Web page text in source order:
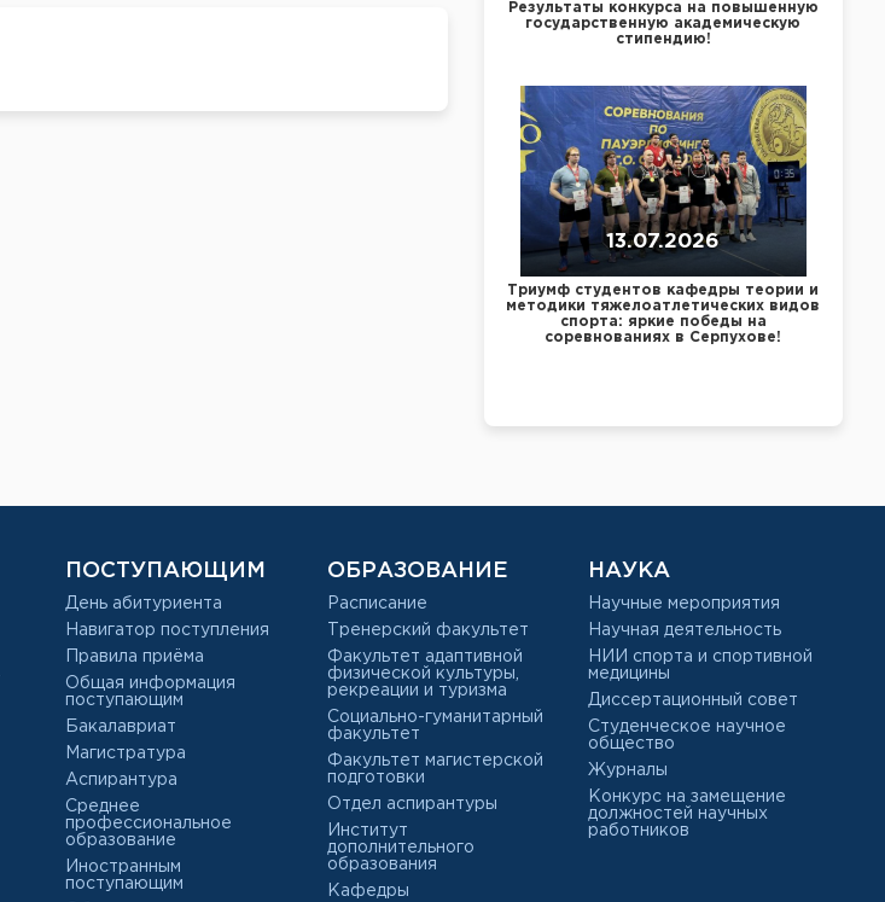
Результаты конкурса на повышенную
государственную академическую
стипендию!
13.07.2026
Триумф студентов кафедры теории и
методики тяжелоатлетических видов
спорта: яркие победы на
соревнованиях в Серпухове!
ПОСТУПАЮЩИМ
День абитуриента
Навигатор поступления
Правила приёма
Общая информация
поступающим
Бакалавриат
Магистратура
Аспирантура
Среднее
профессиональное
образование
Иностранным
поступающим
ОБРАЗОВАНИЕ
Расписание
Тренерский факультет
Факультет адаптивной
физической культуры,
рекреации и туризма
Социально-гуманитарный
факультет
Факультет магистерской
подготовки
Отдел аспирантуры
Институт
дополнительного
образования
Кафедры
НАУКА
Научные мероприятия
Научная деятельность
НИИ спорта и спортивной
медицины
Диссертационный совет
Студенческое научное
общество
Журналы
Конкурс на замещение
должностей научных
работников